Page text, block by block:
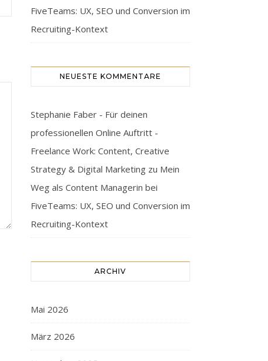
FiveTeams: UX, SEO und Conversion im
Recruiting-Kontext
NEUESTE KOMMENTARE
Stephanie Faber - Für deinen
professionellen Online Auftritt -
Freelance Work: Content, Creative
Strategy & Digital Marketing zu Mein
Weg als Content Managerin bei
FiveTeams: UX, SEO und Conversion im
Recruiting-Kontext
ARCHIV
Mai 2026
März 2026